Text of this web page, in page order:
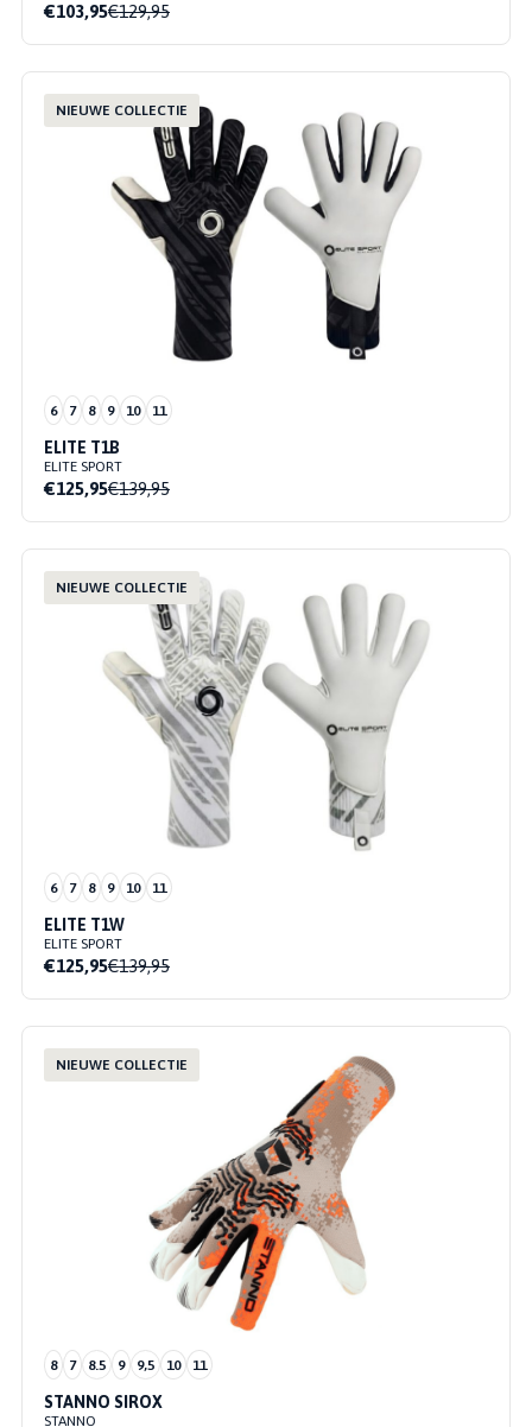
€103,95€129,95
NIEUWE COLLECTIE
6 7 8 9 10 11
ELITE T1B
ELITE SPORT
€125,95€139,95
NIEUWE COLLECTIE
6 7 8 9 10 11
ELITE T1W
ELITE SPORT
€125,95€139,95
NIEUWE COLLECTIE
8 7 8.5 9 9,5 10 11
STANNO SIROX
STANNO